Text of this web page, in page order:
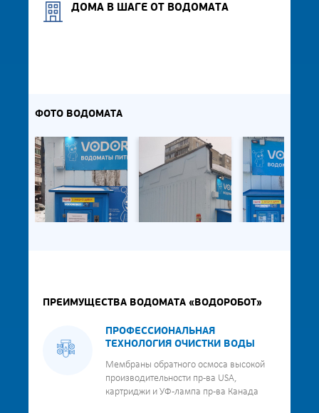
ДОМА В ШАГЕ ОТ ВОДОМАТА
ФОТО ВОДОМАТА
ПРЕИМУЩЕСТВА ВОДОМАТА «ВОДОРОБОТ»
ПРОФЕССИОНАЛЬНАЯ
ТЕХНОЛОГИЯ ОЧИСТКИ ВОДЫ
Мембраны обратного осмоса высокой
производительности пр-ва USA,
картриджи и УФ-лампа пр-ва Канада